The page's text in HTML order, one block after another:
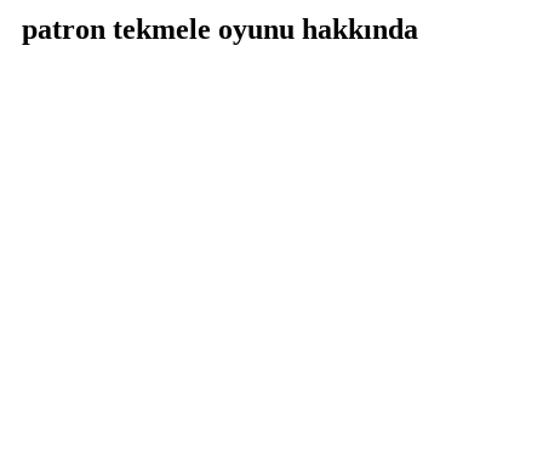
patron tekmele oyunu hakkında